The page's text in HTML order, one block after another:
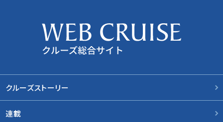
クルーズストーリー
連載